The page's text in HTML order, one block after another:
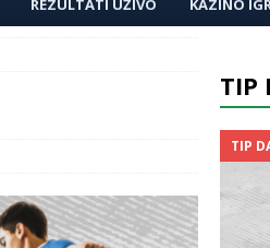
REZULTATI UŽIVO KAZINO
TIP
TIP